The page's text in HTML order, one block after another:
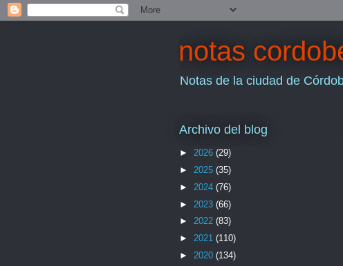
notas
Notas de la ciudad de
Archivo del blog
► 2026 (29)
► 2025 (35)
► 2024 (76)
► 2023 (66)
► 2022 (83)
► 2021 (110)
► 2020 (134)